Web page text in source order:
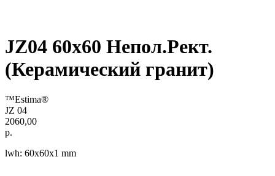
JZ04 60x60 Непол.Рект.
(Керамический гранит)
™Estima®
JZ 04
2060,00
р.
lwh: 60x60x1 mm